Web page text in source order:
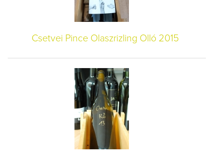
Csetvei Pince Olaszrizling Olló 2015